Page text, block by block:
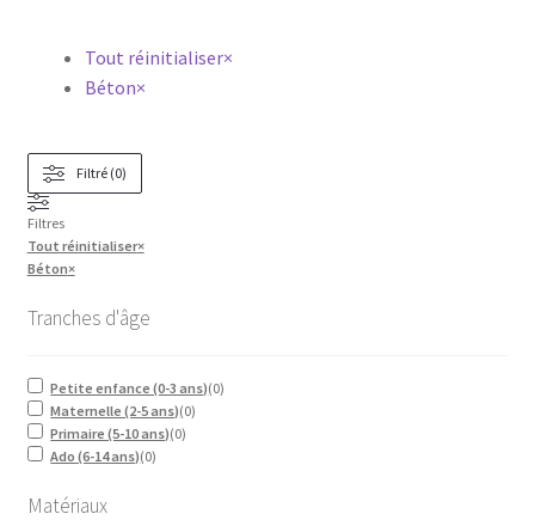
Tout réinitialiser×
Béton×
Filtré (0)
Filtres
Tout réinitialiser×
Béton×
Tranches d'âge
Petite enfance (0-3 ans)(0)
Maternelle (2-5 ans)(0)
Primaire (5-10 ans)(0)
Ado (6-14 ans)(0)
Matériaux